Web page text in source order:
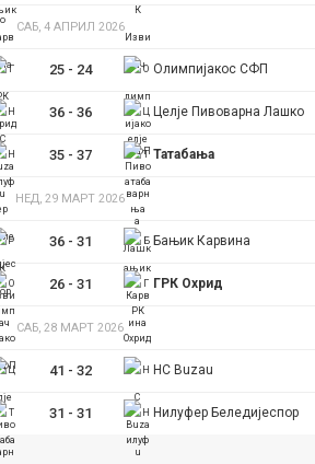
САБ, 4 АПРИЛ 2026
25- 24 Олимпијакос СФП
36- 36 Целје Пивоварна Лашко
35- 37 Татабања
НЕД, 29 МАРТ 2026
36- 31 Бањик Карвина
26- 31 ГРК Охрид
САБ, 28 МАРТ 2026
41 - 32 HC Buzau
31 - 31 Нилуфер Беледијеспор